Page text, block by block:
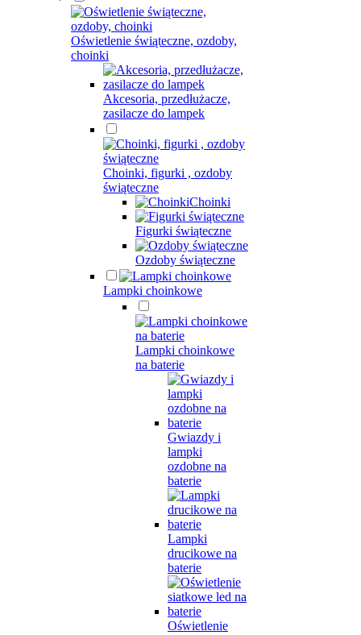
Oświetlenie świąteczne, ozdoby,
choinki
Akcesoria, przedłużacze,
zasilacze do lampek
Choinki, figurki , ozdoby
świąteczne
Choinki
Figurki świąteczne
Ozdoby świąteczne
Lampki choinkowe
Lampki choinkowe
na baterie
Gwiazdy i
lampki
ozdobne na
baterie
Lampki
drucikowe na
baterie
Oświetlenie